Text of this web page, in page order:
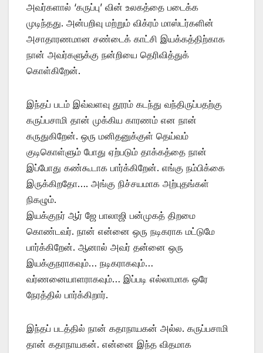
அவர்களால் ‘கருப்பு’ வின் உலகத்தை படைக்க
முடிந்தது. அன்பறிவு மற்றும் விக்ரம் மாஸ்டர்களின்
அசாதாரணமான சண்டைக் காட்சி இயக்கத்திற்காக
நான் அவர்களுக்கு நன்றியை தெரிவித்துக்
கொள்கிறேன்.‌
இந்தப் படம் இவ்வளவு தூரம் கடந்து வந்திருப்பதற்கு
கருப்பசாமி தான் முக்கிய காரணம் என நான்
கருதுகிறேன். ஒரு மனிதனுக்குள் தெய்வம்
குடிகொள்ளும் போது ஏற்படும் தாக்கத்தை நான்
இப்போது கண்கூடாக பார்க்கிறேன். எங்கு நம்பிக்கை
இருக்கிறதோ…. அங்கு நிச்சயமாக அற்புதங்கள்
நிகழும்.
இயக்குநர் ஆர் ஜே பாலாஜி பன்முகத் திறமை
கொண்டவர். நான் என்னை ஒரு நடிகராக மட்டுமே
பார்க்கிறேன். ஆனால் அவர் தன்னை ஒரு
இயக்குநராகவும்… நடிகராகவும்…
வர்ணனையாளராகவும்… இப்படி எல்லாமாக ஒரே
நேரத்தில் பார்க்கிறார்.
இந்தப் படத்தில் நான் கதாநாயகன் அல்ல. கருப்பசாமி
தான் கதாநாயகன். என்னை இந்த விதமாக